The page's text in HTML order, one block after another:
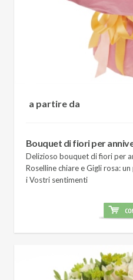
a partire da
Bouquet di fiori per
Delizioso bouquet di fiori per
Roselline chiare e Gigli rosa:
i Vostri sentimenti